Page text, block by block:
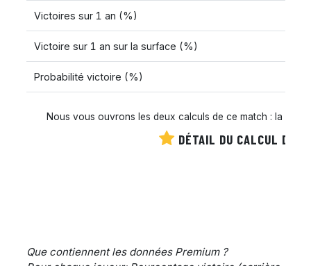
Victoires sur 1 an (%)
Victoire sur 1 an sur la surface (%)
Probabilité victoire (%)
Nous vous ouvrons les deux calculs de ce match : la
DÉTAIL DU CALCUL DE
Que contiennent les données Premium ?